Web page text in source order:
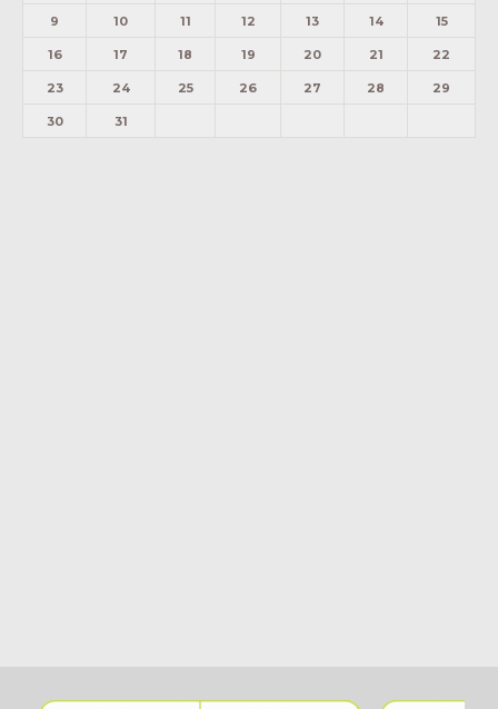
9 10 11 12 13 14 15
16 17 18 19 20 21 22
23 24 25 26 27 28 29
30 31